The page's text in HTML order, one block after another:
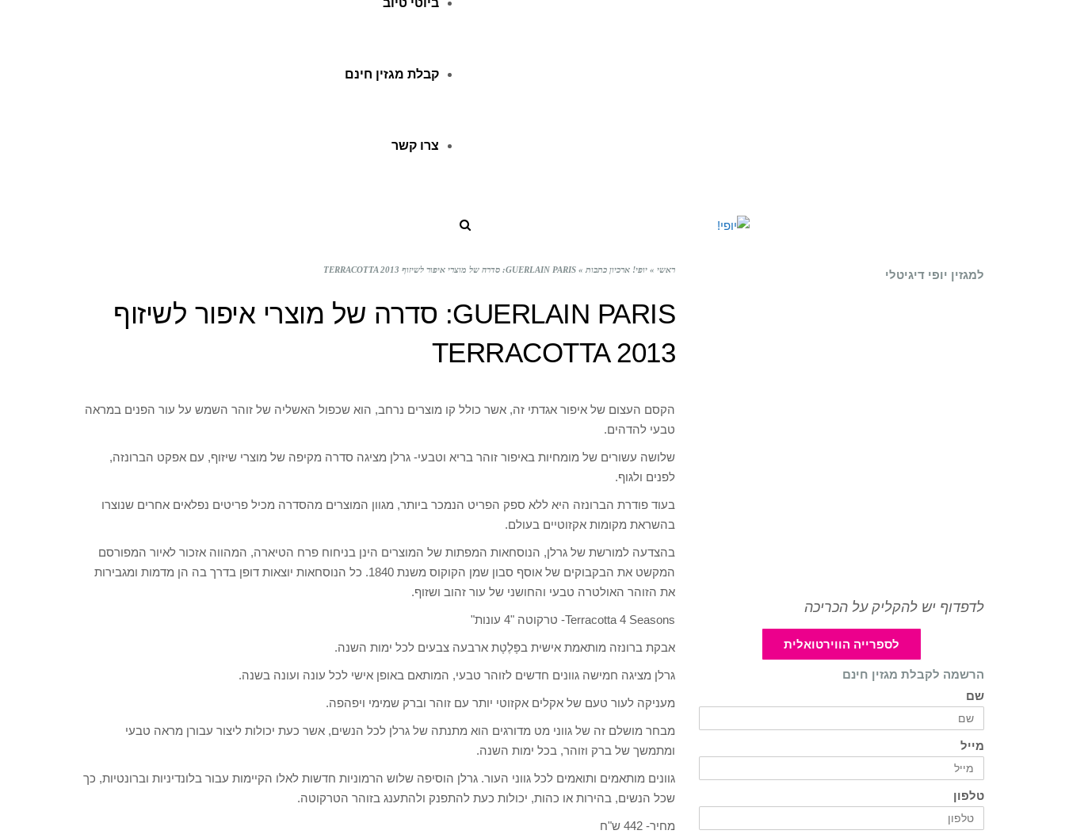
ביוטי טיוב
קבלת מגזין חינם
צרו קשר
ראשי » יופי! ארכיון כתבות » GUERLAIN PARIS: סדרה של מוצרי איפור לשיזוף TERRACOTTA 2013
GUERLAIN PARIS: סדרה של מוצרי איפור לשיזוף
TERRACOTTA 2013
הקסם העצום של איפור אגדתי זה, אשר כולל קו מוצרים נרחב, הוא שכפול האשליה של זוהר השמש על עור הפנים במראה
טבעי להדהים.
שלושה עשורים של מומחיות באיפור זוהר בריא וטבעי- גרלן מציגה סדרה מקיפה של מוצרי שיזוף, עם אפקט הברונזה,
לפנים ולגוף.
בעוד פודרת הברונזה היא ללא ספק הפריט הנמכר ביותר, מגוון המוצרים מהסדרה מכיל פריטים נפלאים אחרים שנוצרו
בהשראת מקומות אקזוטיים בעולם.
בהצדעה למורשת של גרלן, הנוסחאות המפתות של המוצרים הינן בניחוח פרח הטיארה, המהווה אזכור לאיור המפורסם
המקשט את הבקבוקים של אוסף סבון שמן הקוקוס משנת 1840. כל הנוסחאות יוצאות דופן בדרך בה הן מדמות ומגבירות
את הזוהר האולטרה טבעי והחושני של עור זהוב ושזוף.
Terracotta 4 Seasons- טרקוטה "4 עונות"
אבקת ברונזה מותאמת אישית בפָּלֶטָת ארבעה צבעים לכל ימות השנה.
גרלן מציגה חמישה גוונים חדשים לזוהר טבעי, המותאם באופן אישי לכל עונה ועונה בשנה.
מעניקה לעור טעם של אקלים אקזוטי יותר עם זוהר וברק שמימי ויפהפה.
מבחר מושלם זה של גווני מט מדורגים הוא מתנתה של גרלן לכל הנשים, אשר כעת יכולות ליצור עבורן מראה טבעי
ומתמשך של ברק וזוהר, בכל ימות השנה.
גוונים מותאמים ותואמים לכל גווני העור. גרלן הוסיפה שלוש הרמוניות חדשות לאלו הקיימות עבור בלונדיניות וברונטיות, כך
שכל הנשים, בהירות או כהות, יכולות כעת להתפנק ולהתענג בזוהר הטרקוטה.
מחיר- 442 ש"ח
למגזין יופי דיגיטלי
לדפדוף יש להקליק על הכריכה
לספרייה הווירטואלית
הרשמה לקבלת מגזין חינם
שם
מייל
טלפון